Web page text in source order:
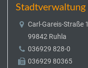
Stadtverwaltung
Carl-Gareis-Straße
99842 Ruhla
036929 828-0
036929 80365